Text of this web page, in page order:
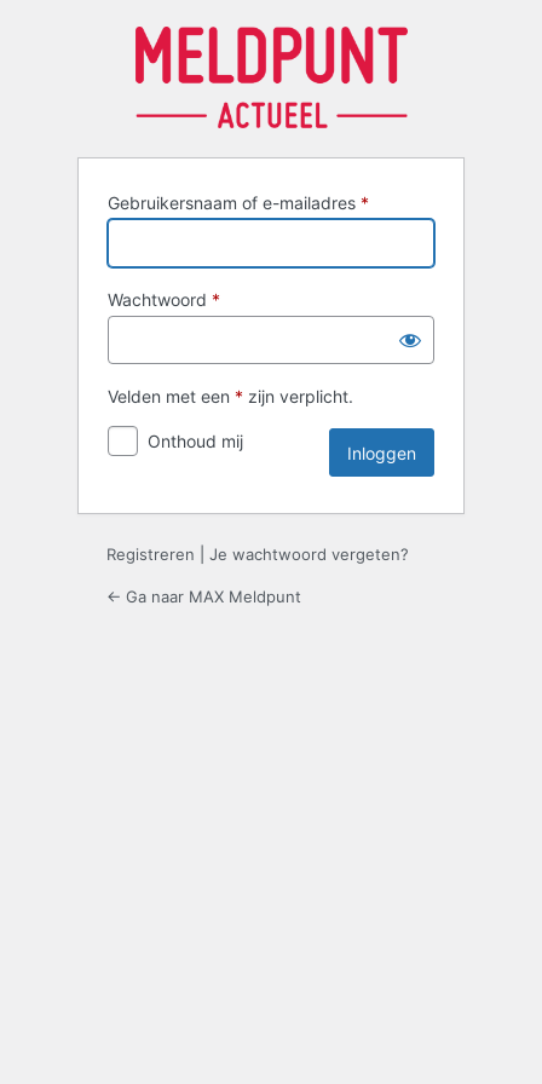
Gebruikersnaam of e-mailadres *
Wachtwoord *
Velden met een * zijn verplicht.
Onthoud mij
Registreren Je wachtwoord vergeten?
← Ga naar MAX Meldpunt